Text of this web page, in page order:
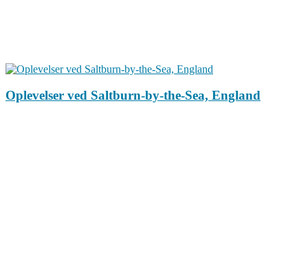
Oplevelser ved Saltburn-by-the-Sea, England